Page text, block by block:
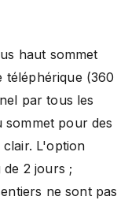
haut sommet
téléphérique (360
par tous les
sommet pour des
L'option
2 jours ;
ne sont pas